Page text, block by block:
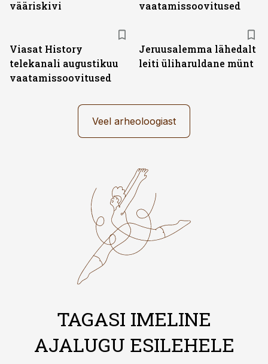
vääriskivi
vaatamissoovitused
Viasat History
telekanali augustikuu
vaatamissoovitused
Jeruusalemma lähedalt
leiti üliharuldane münt
Veel arheoloogiast
TAGASI IMELINE
AJALUGU ESILEHELE